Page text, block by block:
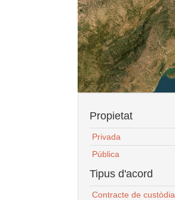
Propietat
Privada
Pública
Tipus d'acord
Contracte de custòdia